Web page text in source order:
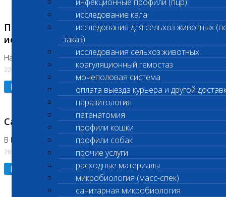
исследование кала
исследования для сельхоз.животных
заказ)
исследования сельхоз.животных
коагуляционный гемостаз
мочеполовая система
оплата выезда курьера и другой
паразитология
патанатомия
профили кошки
профили собак
прочие услуги
расходные материалы
микробиология (масс-спек)
санитарная микробиология
Приостановлено выполнение биохимических
исследований
На Нагорной. Код ( 123,310,309)
22.07.2026
Подробнее
Санитарные дни
В Коломне 24.07.2026 и 28.07.2026
20.07.2026
Подробнее